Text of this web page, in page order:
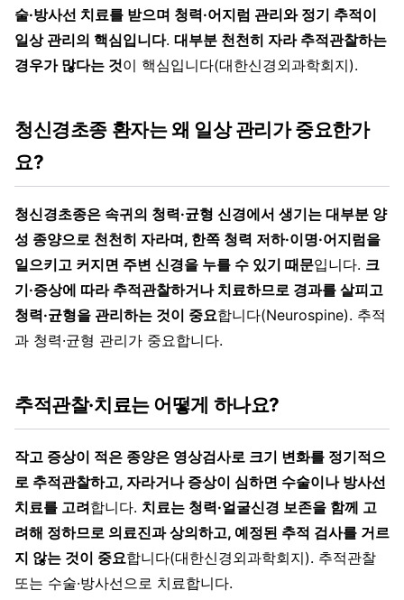
술·방사선 치료를 받으며 청력·어지럼 관리와 정기 추적이
일상 관리의 핵심입니다. 대부분 천천히 자라 추적관찰하는
경우가 많다는 것이 핵심입니다(대한신경외과학회지).
청신경초종 환자는 왜 일상 관리가 중요한가
요?
청신경초종은 속귀의 청력·균형 신경에서 생기는 대부분 양
성 종양으로 천천히 자라며, 한쪽 청력 저하·이명·어지럼을
일으키고 커지면 주변 신경을 누를 수 있기 때문입니다. 크
기·증상에 따라 추적관찰하거나 치료하므로 경과를 살피고
청력·균형을 관리하는 것이 중요합니다(Neurospine). 추적
과 청력·균형 관리가 중요합니다.
추적관찰·치료는 어떻게 하나요?
작고 증상이 적은 종양은 영상검사로 크기 변화를 정기적으
로 추적관찰하고, 자라거나 증상이 심하면 수술이나 방사선
치료를 고려합니다. 치료는 청력·얼굴신경 보존을 함께 고
려해 정하므로 의료진과 상의하고, 예정된 추적 검사를 거르
지 않는 것이 중요합니다(대한신경외과학회지). 추적관찰
또는 수술·방사선으로 치료합니다.